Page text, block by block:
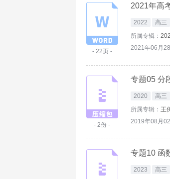
- 22页 -
2021年高
2022 高三
所属专辑：
2021年06月
- 2份 -
专题05 分
2020 高三
所属专辑： 王
2019年08月
2023 高三